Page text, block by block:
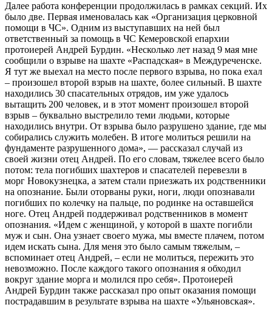
Далее работа конференции продолжилась в рамках секций. Их
было две. Первая именовалась как «Организация церковной
помощи в ЧС». Одним из выступавших на ней был
ответственный за помощь в ЧС Кемеровской епархии
протоиерей Андрей Бурдин. «Несколько лет назад 9 мая мне
сообщили о взрыве на шахте «Распадская» в Междуреченске.
Я тут же выехал на место после первого взрыва, но пока ехал
– произошел второй взрыв на шахте, более сильный. В шахте
находились 30 спасательных отрядов, им уже удалось
вытащить 200 человек, и в этот момент произошел второй
взрыв – буквально выстрелило теми людьми, которые
находились внутри. От взрыва было разрушено здание, где мы
собирались служить молебен. В итоге молиться решили на
фундаменте разрушенного дома», — рассказал случай из
своей жизни отец Андрей. По его словам, тяжелее всего было
потом: тела погибших шахтеров и спасателей перевезли в
морг Новокузнецка, а затем стали приезжать их родственники
на опознание. Были оторваны руки, ноги, люди опознавали
погибших по колечку на пальце, по родинке на оставшейся
ноге. Отец Андрей поддерживал родственников в момент
опознания. «Идем с женщиной, у которой в шахте погибли
муж и сын. Она узнает своего мужа, мы вместе плачем, потом
идем искать сына. Для меня это было самым тяжелым, –
вспоминает отец Андрей, – если не молиться, пережить это
невозможно. После каждого такого опознания я обходил
вокруг здание морга и молился про себя». Протоиерей
Андрей Бурдин также рассказал про опыт оказания помощи
пострадавшим в результате взрыва на шахте «Ульяновская».